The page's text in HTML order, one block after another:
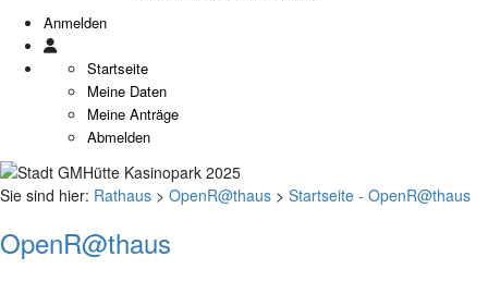
Anmelden
Startseite
Meine Daten
Meine Anträge
Abmelden
Sie sind hier: Rathaus > OpenR@thaus > Startseite - OpenR@thaus
OpenR@thaus